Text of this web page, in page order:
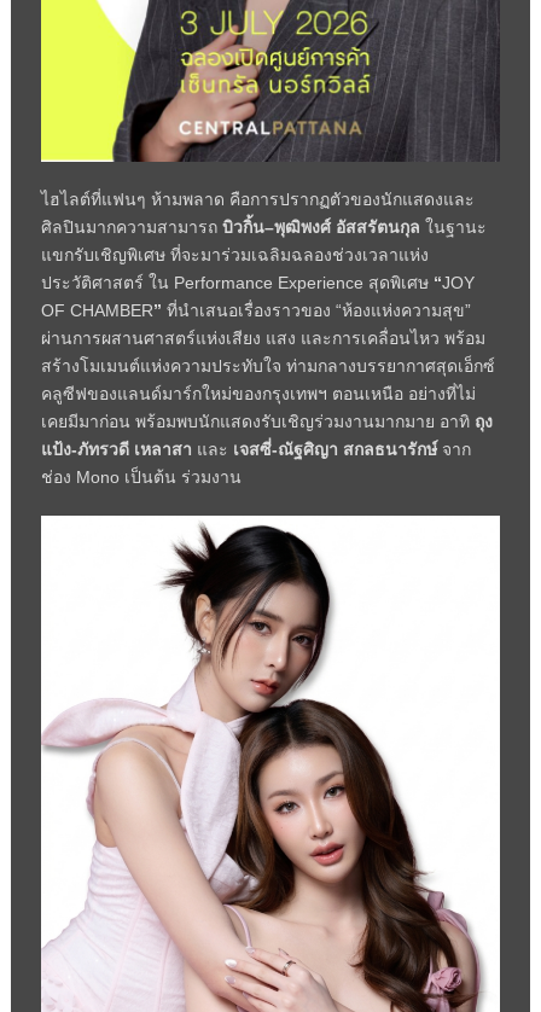
ไฮไลต์ที่แฟนๆ ห้ามพลาด คือการปรากฏตัวของนักแสดงและ
ศิลปินมากความสามารถ บิวกิ้น–พุฒิพงศ์ อัสสรัตนกุล ในฐานะ
แขกรับเชิญพิเศษ ที่จะมาร่วมเฉลิมฉลองช่วงเวลาแห่ง
ประวัติศาสตร์ ใน Performance Experience สุดพิเศษ “JOY
OF CHAMBER” ที่นำเสนอเรื่องราวของ “ห้องแห่งความสุข”
ผ่านการผสานศาสตร์แห่งเสียง แสง และการเคลื่อนไหว พร้อม
สร้างโมเมนต์แห่งความประทับใจ ท่ามกลางบรรยากาศสุดเอ็กซ์
คลูซีฟของแลนด์มาร์กใหม่ของกรุงเทพฯ ตอนเหนือ อย่างที่ไม่
เคยมีมาก่อน พร้อมพบนักแสดงรับเชิญร่วมงานมากมาย อาทิ ถุง
แป้ง-ภัทรวดี เหลาสา และ เจสซี่-ณัฐศิญา สกลธนารักษ์จาก
ช่อง Mono เป็นต้น ร่วมงาน